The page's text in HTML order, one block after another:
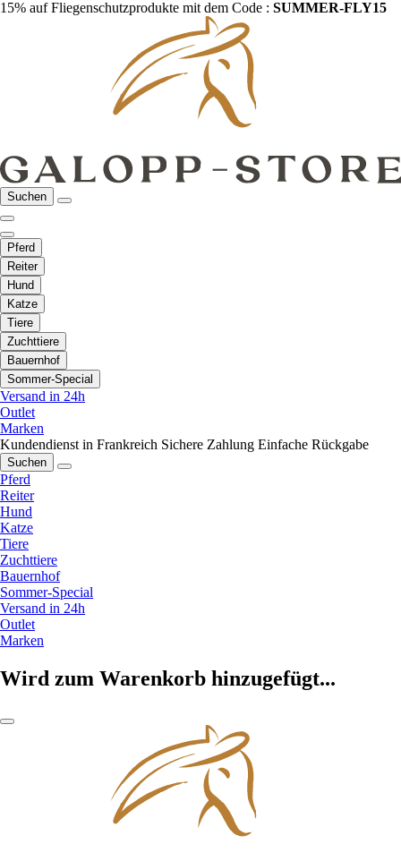
15% auf Fliegenschutzprodukte mit dem Code : SUMMER-FLY15
Suchen
Pferd
Reiter
Hund
Katze
Tiere
Zuchttiere
Bauernhof
Sommer-Special
Versand in 24h
Outlet
Marken
Kundendienst in Frankreich Sichere Zahlung Einfache Rückgabe
Suchen
Pferd
Reiter
Hund
Katze
Tiere
Zuchttiere
Bauernhof
Sommer-Special
Versand in 24h
Outlet
Marken
Wird zum Warenkorb hinzugefügt...